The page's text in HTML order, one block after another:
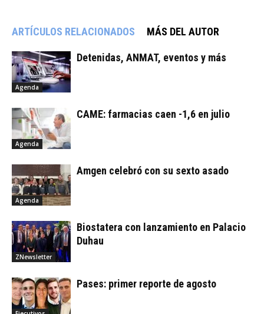
ARTÍCULOS RELACIONADOS MÁS DEL AUTOR
Agenda
Detenidas, ANMAT, eventos y más
Agenda
CAME: farmacias caen -1,6 en julio
Agenda
Amgen celebró con su sexto asado
ZNewsletter
Biostatera con lanzamiento en Palacio
Duhau
Pases: primer reporte de agosto